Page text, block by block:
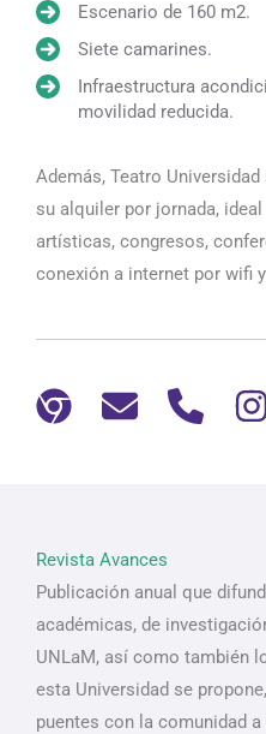
Escenario de 160 m2.
Siete camarines.
Infraestructura
movilidad reducida.
Además, Teatro
su alquiler por jornada,
artísticas, congresos,
conexión a internet por wifi
Revista Avances
Publicación anual que
académicas, de
UNLaM, así como también
esta Universidad se
puentes con la comunidad